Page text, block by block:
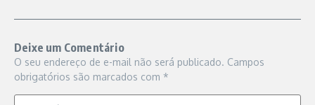
Deixe um Comentário
O seu endereço de e-mail não será publicado. Campos
obrigatórios são marcados com *